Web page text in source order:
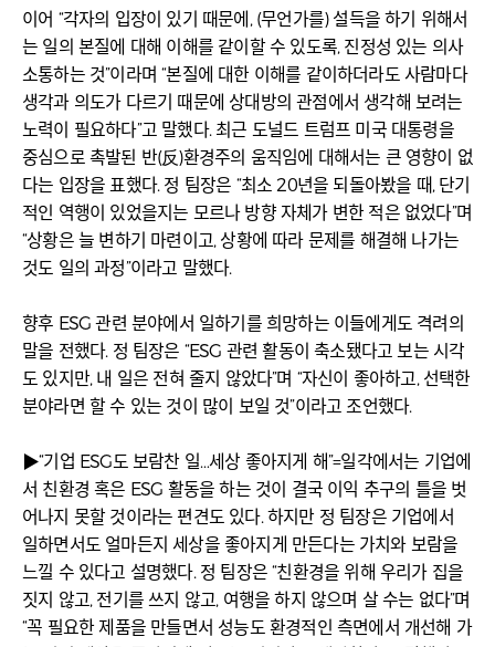
이어 “각자의 입장이 있기 때문에, (무언가를) 설득을 하기 위해서
는 일의 본질에 대해 이해를 같이할 수 있도록, 진정성 있는 의사
소통하는 것”이라며 “본질에 대한 이해를 같이하더라도 사람마다
생각과 의도가 다르기 때문에 상대방의 관점에서 생각해 보려는
노력이 필요하다”고 말했다. 최근 도널드 트럼프 미국 대통령을
중심으로 촉발된 반(反)환경주의 움직임에 대해서는 큰 영향이 없
다는 입장을 표했다. 정 팀장은 “최소 20년을 되돌아봤을 때, 단기
적인 역행이 있었을지는 모르나 방향 자체가 변한 적은 없었다”며
“상황은 늘 변하기 마련이고, 상황에 따라 문제를 해결해 나가는
것도 일의 과정”이라고 말했다.
향후 ESG 관련 분야에서 일하기를 희망하는 이들에게도 격려의
말을 전했다. 정 팀장은 “ESG 관련 활동이 축소됐다고 보는 시각
도 있지만, 내 일은 전혀 줄지 않았다”며 “자신이 좋아하고, 선택한
분야라면 할 수 있는 것이 많이 보일 것”이라고 조언했다.
▶“기업 ESG도 보람찬 일…세상 좋아지게 해”=일각에서는 기업에
서 친환경 혹은 ESG 활동을 하는 것이 결국 이익 추구의 틀을 벗
어나지 못할 것이라는 편견도 있다. 하지만 정 팀장은 기업에서
일하면서도 얼마든지 세상을 좋아지게 만든다는 가치와 보람을
느낄 수 있다고 설명했다. 정 팀장은 “친환경을 위해 우리가 집을
짓지 않고, 전기를 쓰지 않고, 여행을 하지 않으며 살 수는 없다”며
“꼭 필요한 제품을 만들면서 성능도 환경적인 측면에서 개선해 가